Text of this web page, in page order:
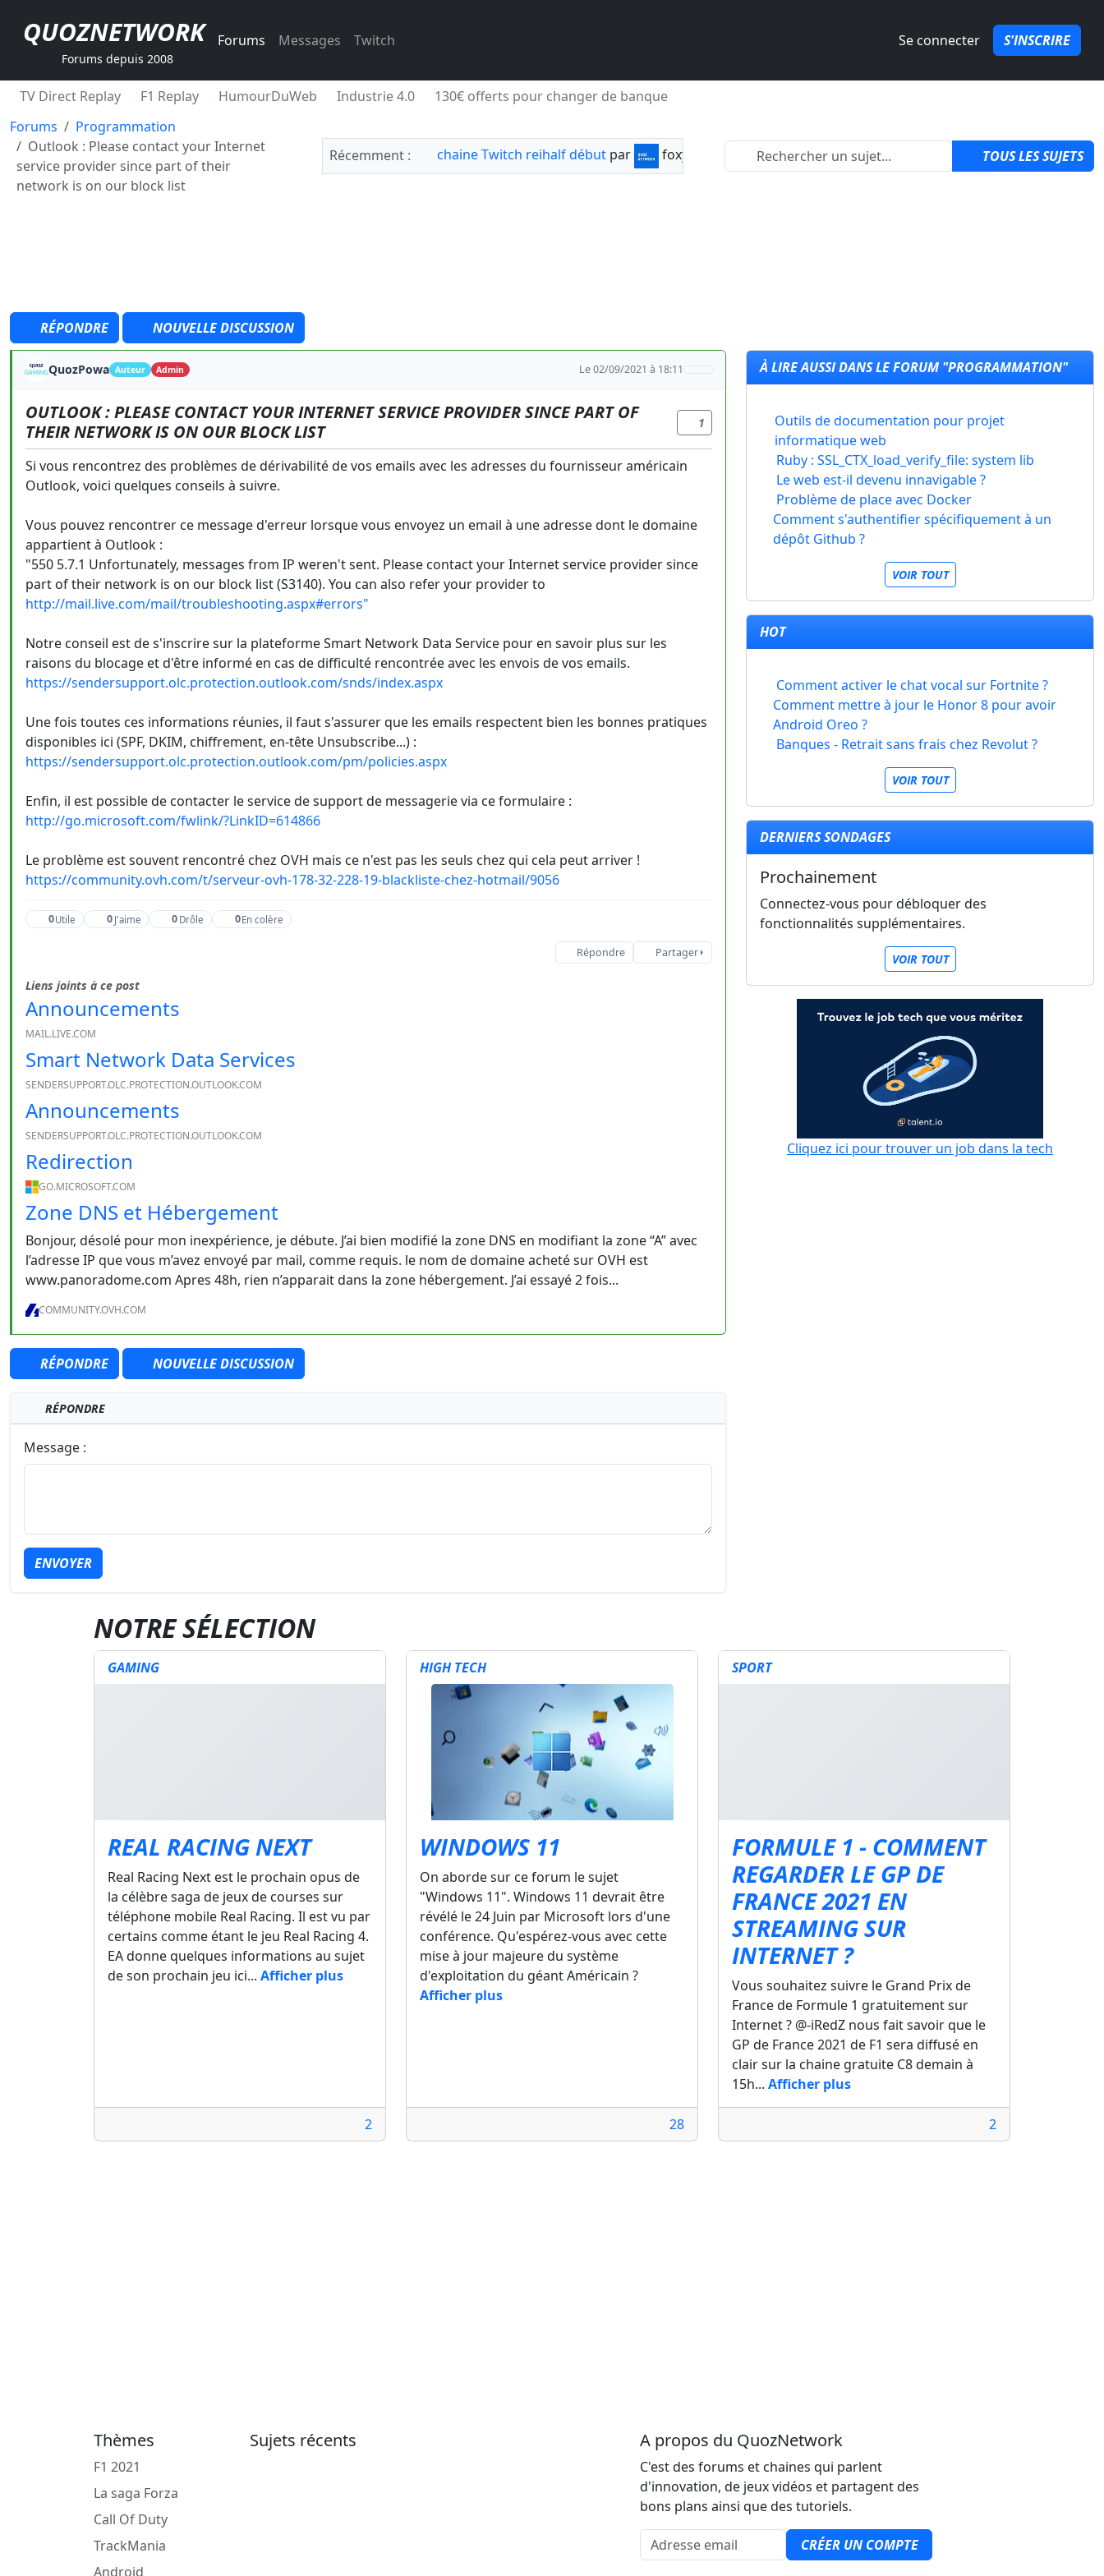
QUOZNETWORK
Forums depuis 2008
Forums Messages Twitch Se connecter S'INSCRIRE
TV Direct Replay F1 Replay HumourDuWeb Industrie 4.0
130€ offerts pour changer de banque
Forums
Programmation
Outlook : Please contact your Internet
service provider since part of their
network is on our block list
Récemment : chaine Twitch reihalf début par foxylabnyy 2 TOUS LES SUJETS
RÉPONDRE NOUVELLE DISCUSSION
QuozPowa Auteur Admin Le 02/09/2021 à 18:11
OUTLOOK : PLEASE CONTACT YOUR INTERNET SERVICE PROVIDER SINCE PART OF
THEIR NETWORK IS ON OUR BLOCK LIST
1
Si vous rencontrez des problèmes de dérivabilité de vos emails avec les adresses du fournisseur américain
Outlook, voici quelques conseils à suivre.
Vous pouvez rencontrer ce message d'erreur lorsque vous envoyez un email à une adresse dont le domaine
appartient à Outlook :
"550 5.7.1 Unfortunately, messages from IP weren't sent. Please contact your Internet service provider since
part of their network is on our block list (S3140). You can also refer your provider to
http://mail.live.com/mail/troubleshooting.aspx#errors"
Notre conseil est de s'inscrire sur la plateforme Smart Network Data Service pour en savoir plus sur les
raisons du blocage et d'être informé en cas de difficulté rencontrée avec les envois de vos emails.
https://sendersupport.olc.protection.outlook.com/snds/index.aspx
Une fois toutes ces informations réunies, il faut s'assurer que les emails respectent bien les bonnes pratiques
disponibles ici (SPF, DKIM, chiffrement, en-tête Unsubscribe...) :
https://sendersupport.olc.protection.outlook.com/pm/policies.aspx
Enfin, il est possible de contacter le service de support de messagerie via ce formulaire :
http://go.microsoft.com/fwlink/?LinkID=614866
Le problème est souvent rencontré chez OVH mais ce n'est pas les seuls chez qui cela peut arriver !
https://community.ovh.com/t/serveur-ovh-178-32-228-19-blackliste-chez-hotmail/9056
0Utile 0 J'aime 0 Drôle 0En colère
Répondre Partager
Liens joints à ce post
Announcements
MAIL.LIVE.COM
Smart Network Data Services
SENDERSUPPORT.OLC.PROTECTION.OUTLOOK.COM
Announcements
SENDERSUPPORT.OLC.PROTECTION.OUTLOOK.COM
Redirection
GO.MICROSOFT.COM
Zone DNS et Hébergement
Bonjour, désolé pour mon inexpérience, je débute. J’ai bien modifié la zone DNS en modifiant la zone “A” avec
l’adresse IP que vous m’avez envoyé par mail, comme requis. le nom de domaine acheté sur OVH est
www.panoradome.com Apres 48h, rien n’apparait dans la zone hébergement. J’ai essayé 2 fois...
COMMUNITY.OVH.COM
RÉPONDRE NOUVELLE DISCUSSION
RÉPONDRE
Message :
ENVOYER
À LIRE AUSSI DANS LE FORUM "PROGRAMMATION"
Outils de documentation pour projet
informatique web
Ruby : SSL_CTX_load_verify_file: system lib
Le web est-il devenu innavigable ?
Problème de place avec Docker
Comment s'authentifier spécifiquement à un
dépôt Github ?
VOIR TOUT
HOT
Comment activer le chat vocal sur Fortnite ?
Comment mettre à jour le Honor 8 pour avoir
Android Oreo ?
Banques - Retrait sans frais chez Revolut ?
VOIR TOUT
DERNIERS SONDAGES
Prochainement
Connectez-vous pour débloquer des
fonctionnalités supplémentaires.
VOIR TOUT
Cliquez ici pour trouver un job dans la tech
NOTRE SÉLECTION
GAMING
REAL RACING NEXT
Real Racing Next est le prochain opus de
la célèbre saga de jeux de courses sur
téléphone mobile Real Racing. Il est vu par
certains comme étant le jeu Real Racing 4.
EA donne quelques informations au sujet
de son prochain jeu ici... Afficher plus
2
HIGH TECH
WINDOWS 11
On aborde sur ce forum le sujet
"Windows 11". Windows 11 devrait être
révélé le 24 Juin par Microsoft lors d'une
conférence. Qu'espérez-vous avec cette
mise à jour majeure du système
d'exploitation du géant Américain ?
Afficher plus
28
SPORT
FORMULE 1 - COMMENT
REGARDER LE GP DE
FRANCE 2021 EN
STREAMING SUR
INTERNET ?
Vous souhaitez suivre le Grand Prix de
France de Formule 1 gratuitement sur
Internet ? @-iRedZ nous fait savoir que le
GP de France 2021 de F1 sera diffusé en
clair sur la chaine gratuite C8 demain à
15h... Afficher plus
2
Thèmes
F1 2021
La saga Forza
Call Of Duty
TrackMania
Android
Sujets récents A propos du QuozNetwork
C'est des forums et chaines qui parlent
d'innovation, de jeux vidéos et partagent des
bons plans ainsi que des tutoriels.
Adresse email
CRÉER UN COMPTE